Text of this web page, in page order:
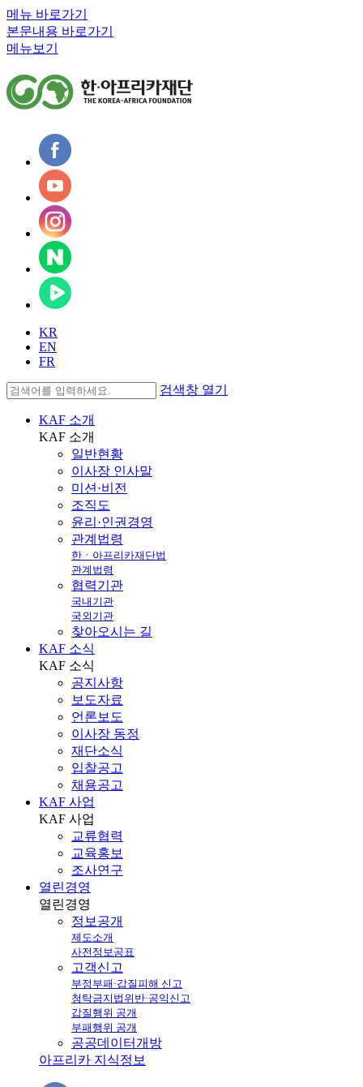
메뉴 바로가기
본문내용 바로가기
메뉴보기
KR
EN
FR
검색창 열기
KAF 소개
KAF 소개
일반현황
이사장 인사말
미션·비전
조직도
윤리·인권경영
관계법령
한ㆍ아프리카재단법
관계법령
협력기관
국내기관
국외기관
찾아오시는 길
KAF 소식
KAF 소식
공지사항
보도자료
언론보도
이사장 동정
재단소식
입찰공고
채용공고
KAF 사업
KAF 사업
교류협력
교육홍보
조사연구
열린경영
열린경영
정보공개
제도소개
사전정보공표
고객신고
부정부패·갑질피해 신고
청탁금지법위반·공익신고
갑질행위 공개
부패행위 공개
공공데이터개방
아프리카 지식정보